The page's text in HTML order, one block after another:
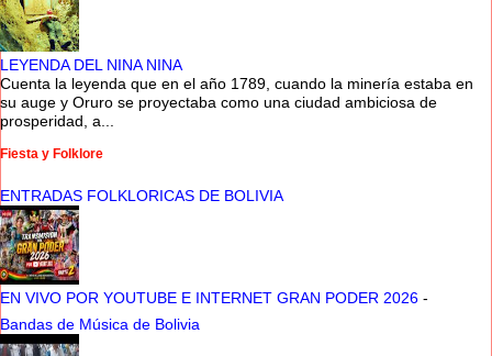
LEYENDA DEL NINA NINA
Cuenta la leyenda que en el año 1789, cuando la minería estaba en
su auge y Oruro se proyectaba como una ciudad ambiciosa de
prosperidad, a...
Fiesta y Folklore
ENTRADAS FOLKLORICAS DE BOLIVIA
EN VIVO POR YOUTUBE E INTERNET GRAN PODER 2026 -
Bandas de Música de Bolivia